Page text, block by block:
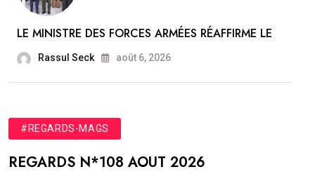
LE MINISTRE DES FORCES ARMÉES RÉAFFIRME LE
Rassul Seck août 6, 2026
#REGARDS-MAGS
REGARDS N*108 AOUT 2026